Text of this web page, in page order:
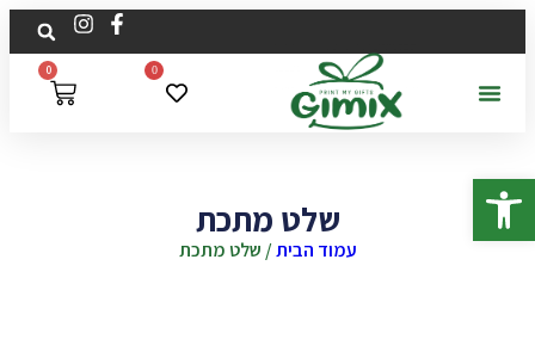
פתח סרגל נגישות
0
0
שלט מתכת
עמוד הבית/ שלט מתכת